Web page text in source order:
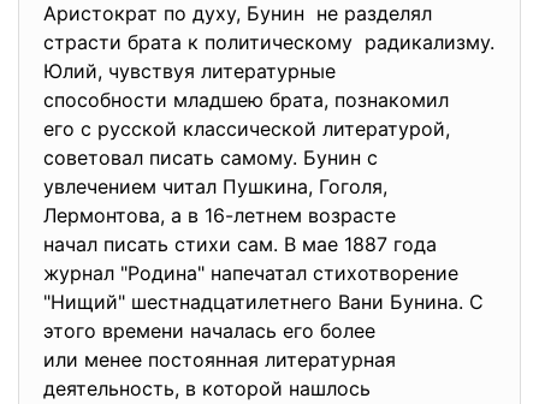
Аристократ по духу, Бунин не разделял
страсти брата к политическому радикализму.
Юлий, чувствуя литературные
способности младшею брата, познакомил
его с русской классической литературой,
советовал писать самому. Бунин с
увлечением читал Пушкина, Гоголя,
Лермонтова, а в 16-летнем возрасте
начал писать стихи сам. В мае 1887 года
журнал "Родина" напечатал стихотворение
"Нищий" шестнадцатилетнего Вани Бунина. С
этого времени началась его более
или менее постоянная литературная
деятельность, в которой нашлось